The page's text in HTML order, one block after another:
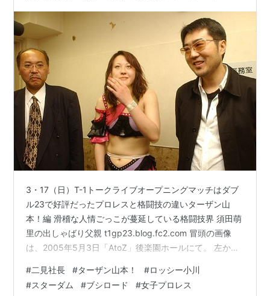
悪運が強いロッシー小川 イーファイトコタツ記
3・17（日）T-1トークライブオープニングマッチはダブ
ル23で好評だったプロレスと格闘技の違いターザン山
本！編 滑稽な人情ごっこが蔓延している格闘技界 須田萌
里の出しゃばり父親 t1gp23.blog.fc2.com 冒頭の画像
は、2005年5月3日「AtoZ」後楽園ホールにて。 左か
見が、1枚の写真に納まったのは2005年5月3日「AtoZ」
だけ。 かなり貴重な写真。 この時に、2005年8月23日
#二見社長 #ターザン山本！ #ロッシー小川
#スターダム #ブシロード #女子プロレス